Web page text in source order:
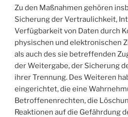
Zu den Maßnahmen gehören
Sicherung der Vertraulichkeit,
Verfügbarkeit von Daten durch
physischen und elektronischen
als auch des sie betreffenden
der Weitergabe, der Sicherung
ihrer Trennung. Des Weiteren
eingerichtet, die eine
Betroffenenrechten, die
Reaktionen auf die Gefährdung